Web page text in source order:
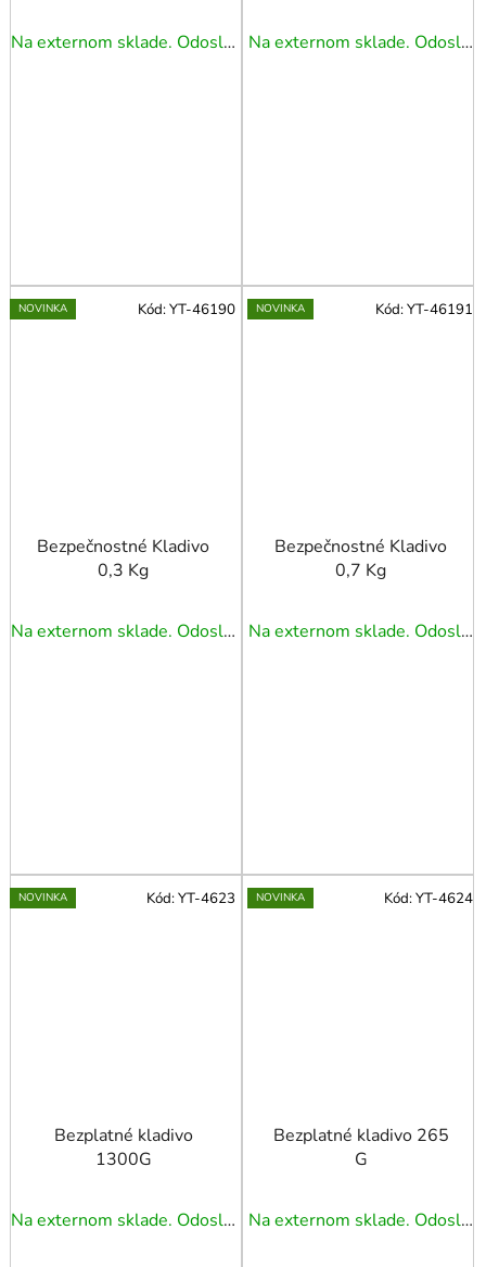
Na externom sklade. Odoslanie 5 - 7 prac. dní. Na externom sklade. Odoslanie 5 - 7 prac. dní.
NOVINKA
Bezpečnostné Kladivo
0,3 Kg
Na externom sklade. Odoslanie 5 - 7 prac. dní.
Kód:YT-46190 NOVINKA
Bezpečnostné Kladivo
0,7 Kg
Na externom sklade. Odoslanie 5 - 7 prac. dní.
Kód:YT-46191
NOVINKA
Bezplatné kladivo
1300G
Na externom sklade. Odoslanie 5 - 7 prac. dní.
Kód:YT-4623 NOVINKA
Bezplatné kladivo 265
G
Na externom sklade. Odoslanie 5 - 7 prac. dní.
Kód:YT-4624